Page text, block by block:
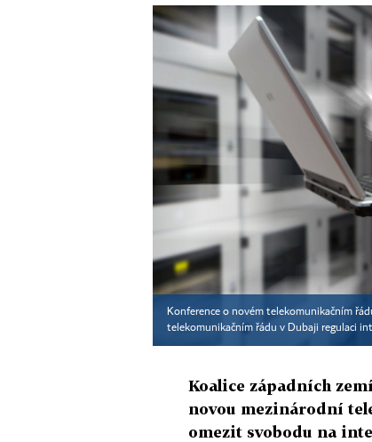
Konference o novém telekomunikačním
telekomunikačním řádu v Dubaji regulaci
Koalice západních
novou mezinárodní
omezit svobodu na